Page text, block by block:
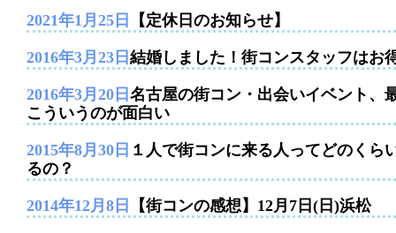
2021年1月25日 【定休日のお知らせ】
2016年3月23日 結婚しました！街コンスタッフはお
2016年3月20日 名古屋の街コン・出会いイベント、
こういうのが面白い
2015年8月30日 １人で街コンに来る人ってどのくら
るの？
2014年12月8日 【街コンの感想】12月7日(日)浜松